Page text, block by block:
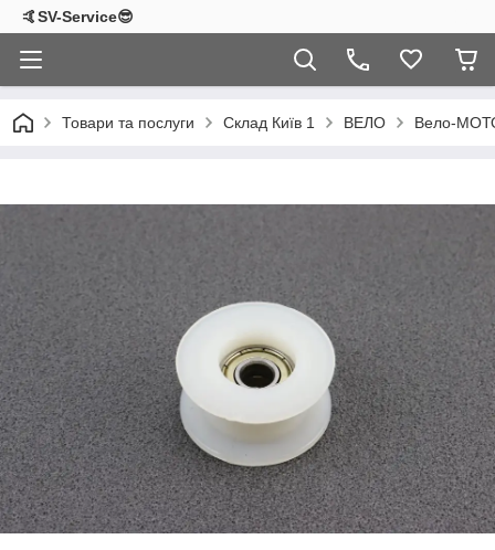
🤙SV-Service😎
Товари та послуги Склад Київ 1 ВЕЛО Вело-